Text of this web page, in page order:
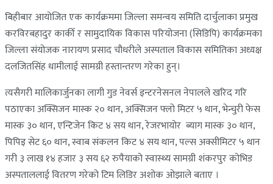
बिहीबार आयोजित एक कार्यक्रममा जिल्ला समन्वय समिति दार्चुलाका प्रमुख
करविरबहादुर कार्की र सामुदायिक विकास परियोजना (सिडिपि) कार्यक्रमका
जिल्ला संयोजक नारायण प्रसाद चौधरीले अस्पताल विकास समितिका अध्यक्ष
दलजितसिंह धामीलाई सामग्री हस्तान्तरण गरेका हुन्।
त्यसैगरी मालिकार्जुनका लागी गुड नेवर्स इन्टरनेसनल नेपालले खरिद गरि
पठाएका अक्सिजन मास्क २० थान, अक्सिजन फ्लो मिटर ५ थान, भेन्चुरी फेस
मास्क ३० थान, एन्टिजेन किट ४ सय थान, रेजरभायोर ब्याग मास्क ३० थान,
पिपिइ सेट ६० थान, स्वाब संकलन किट ४ सय थान, पल्स अक्सीमिटर ५ थान
गरी ३ लाख १४ हजार ३ सय ६२ रुपैयाको स्वास्थ्य सामग्री शंकरपुर कोभिड
अस्पताललाई वितरण गरेको टिम लिडिर अशोक ओझाले बताए ।